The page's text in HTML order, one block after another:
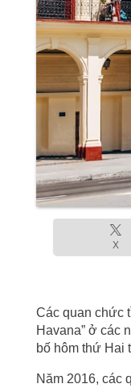
X
Các quan chức
Havana” ở các
bố hôm thứ Hai
Năm 2016, các